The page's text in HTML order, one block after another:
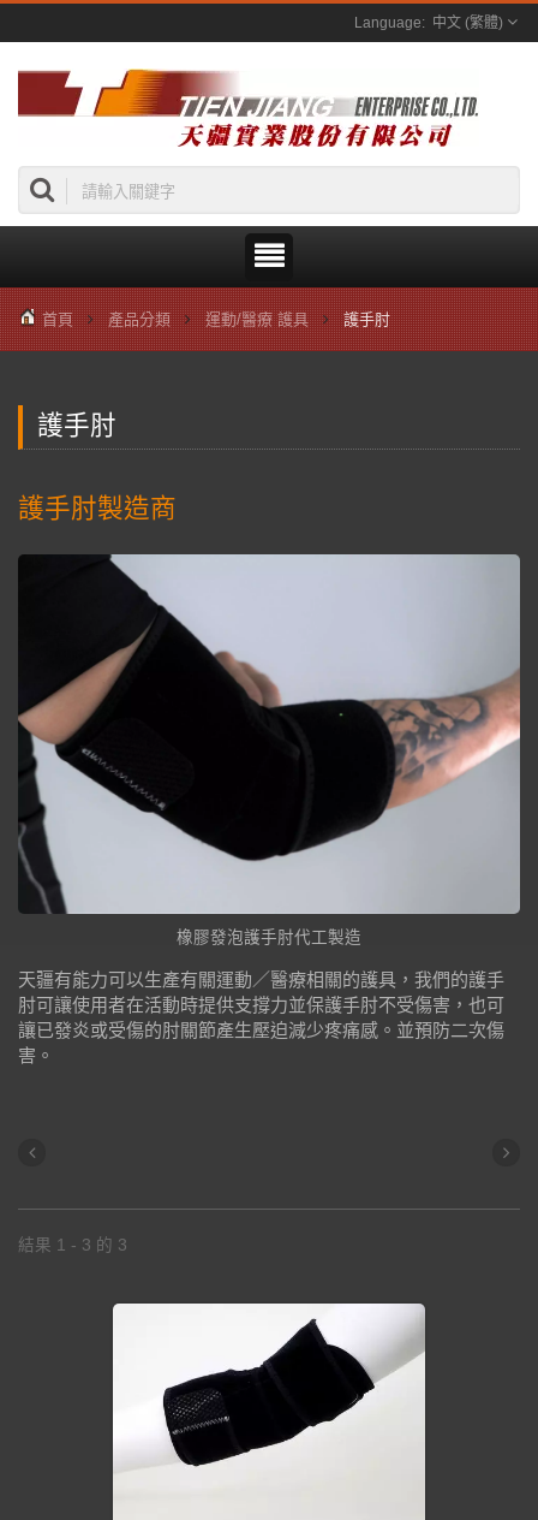
中文 (繁體)
首頁 產品分類 運動/醫療 護具 護手肘
護手肘
護手肘製造商
橡膠發泡護手肘代工製造
天疆有能力可以生產有關運動／醫療相關的護具，我們的護手
肘可讓使用者在活動時提供支撐力並保護手肘不受傷害，也可
讓已發炎或受傷的肘關節產生壓迫減少疼痛感。並預防二次傷
害。
結果 1 - 3 的 3